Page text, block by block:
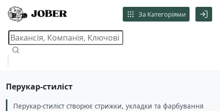
За Категоріями
Перукар-стиліст
Перукар-стиліст створює стрижки, укладки та фарбування